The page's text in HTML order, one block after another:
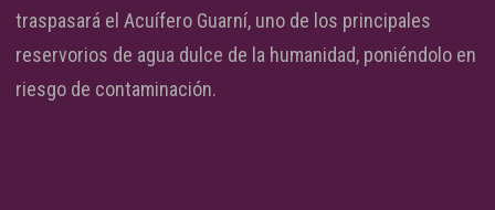
traspasará el Acuífero Guarní, uno de los principales
reservorios de agua dulce de la humanidad, poniéndolo en
riesgo de contaminación.